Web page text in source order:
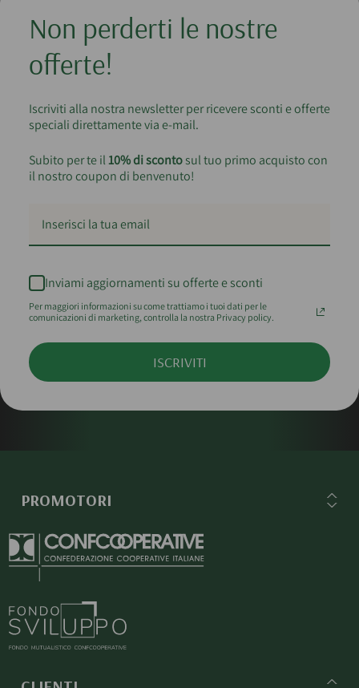
Non perderti le nostre
offerte!
Iscriviti alla nostra newsletter per ricevere sconti e offerte
speciali direttamente via e-mail.
Subito per te il10% di scontosul tuo primo acquisto con
il nostro coupon di benvenuto!
Inviami aggiornamenti su offerte e sconti
Per maggiori informazioni su come trattiamo i tuoi dati per le
comunicazioni di marketing, controlla la nostra Privacy policy.
ISCRIVITI
PROMOTORI